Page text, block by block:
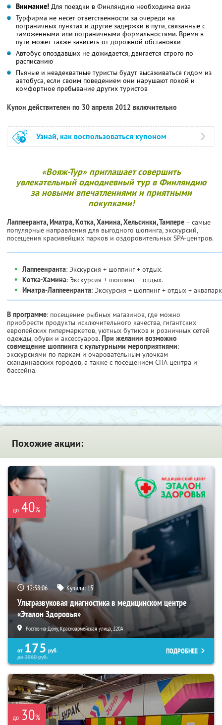
Внимание! Для поездки в Финляндию необходима виза
Турфирма не несет ответственности за очереди на
пограничных пунктах и другие задержки в пути, связанные с
таможенными или пограничными формальностями. Время в
пути может также зависеть от дорожной обстановки
Автобус опоздавших не дожидается, двигается строго по
расписанию
Пьяные и неадекватные туристы будут высаживаться гидом из
автобуса, если своим поведением они нарушают покой и
комфортное пребывание других туристов
Купон действителен по 30 апреля 2012 включительно
Узнай, как воспользоваться купоном
«Вояж-Тур» приглашает совершить
увлекательный однодневный тур в Финляндию
за новыми впечатлениями и приятными
покупками!
Лаппееранта, Иматра, Котка, Хамина, Хельсинки, Тампере – самые
популярные направления для выгодного шопинга, экскурсий,
посещения красивейших парков и оздоровительных SPA-центров.
• Лаппеенранта: Экскурсия + шоппинг + отдых.
• Котка-Хамина: Экскурсия + шоппинг + отдых.
• Иматра-Лаппеенранта: Экскурсия + шоппинг + отдых +
В программе: посещение рыбных магазинов, где можно
приобрести продукты исключительного качества, гигантских
европейских гипермаркетов, уютных бутиков и розничных сетей
одежды, обуви и аксессуаров.При желании возможно
совмещение шоппинга с культурными мероприятиями:
экскурсиями по паркам и очаровательным улочкам
скандинавских городов, а также с посещением СПА-центра и
бассейна.
Похожие акции:
до 40%
12:58:05 Купили:15
Ультразвуковая диагностика в медицинском центре
«Эталон Здоровья»
Ростов-на-Дону, Красноармейская улица, 220А
от 175 руб.
до3860руб.
ПОДРОБНЕЕ
до 30%